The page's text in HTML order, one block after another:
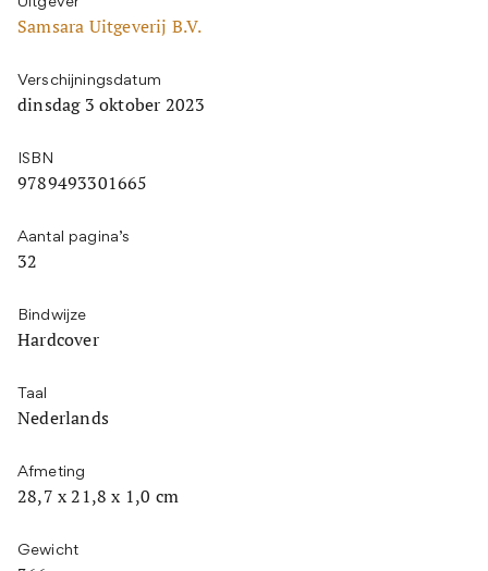
Samsara Uitgeverij B.V.
Verschijningsdatum
dinsdag 3 oktober 2023
ISBN
9789493301665
Aantal pagina’s
32
Bindwijze
Hardcover
Taal
Nederlands
Afmeting
28,7 x 21,8 x 1,0 cm
Gewicht